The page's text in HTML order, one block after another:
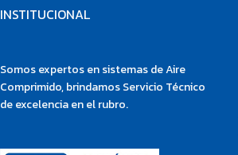
INSTITUCIONAL
Somos expertos en sistemas de Aire
Comprimido, brindamos Servicio Técnico
de excelencia en el rubro.